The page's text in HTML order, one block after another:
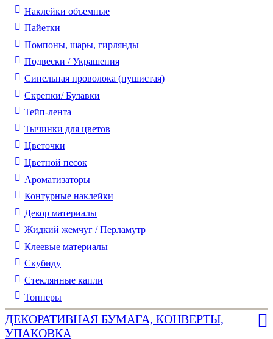
Наклейки объемные
Пайетки
Помпоны, шары, гирлянды
Подвески / Украшения
Синельная проволока (пушистая)
Скрепки/ Булавки
Тейп-лента
Тычинки для цветов
Цветочки
Цветной песок
Ароматизаторы
Контурные наклейки
Декор материалы
Жидкий жемчуг / Перламутр
Клеевые материалы
Скубиду
Стеклянные капли
Топперы
ДЕКОРАТИВНАЯ БУМАГА, КОНВЕРТЫ,
УПАКОВКА